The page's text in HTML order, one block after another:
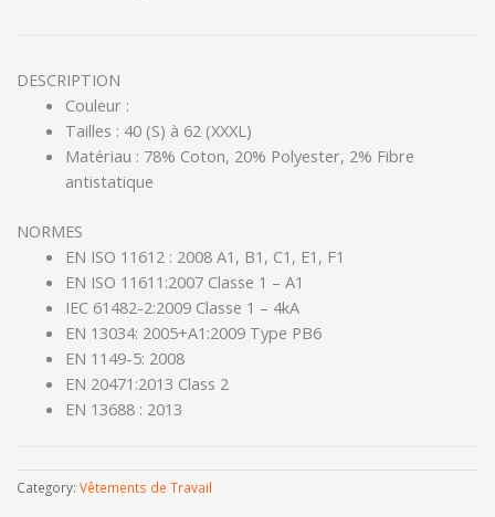
DESCRIPTION
Couleur :
Tailles : 40 (S) à 62 (XXXL)
Matériau : 78% Coton, 20% Polyester, 2% Fibre
antistatique
NORMES
EN ISO 11612 : 2008 A1, B1, C1, E1, F1
EN ISO 11611:2007 Classe 1 – A1
IEC 61482-2:2009 Classe 1 – 4kA
EN 13034: 2005+A1:2009 Type PB6
EN 1149-5: 2008
EN 20471:2013 Class 2
EN 13688 : 2013
Category: Vêtements de Travail